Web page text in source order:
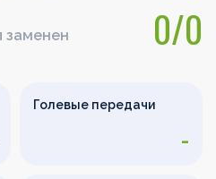
0/0
Голевые передачи
-